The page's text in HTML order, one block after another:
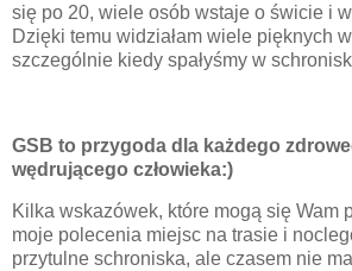
się po 20, wiele osób wstaje o świcie i
Dzięki temu widziałam wiele pięknych
szczególnie kiedy spałyśmy w
GSB to przygoda dla każdego
wędrującego człowieka:)
Kilka wskazówek, które mogą się Wam
moje polecenia miejsc na trasie i
przytulne schroniska, ale czasem nie